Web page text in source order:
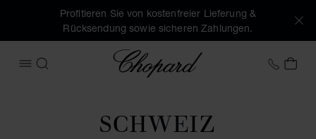
Profitieren Sie von kostenfreier Lieferung &
Rücksendung sowie sicheren Zahlungen.
MENÜ ÖFFNEN
SUCHEN
Chopard +41
SCHWEIZ